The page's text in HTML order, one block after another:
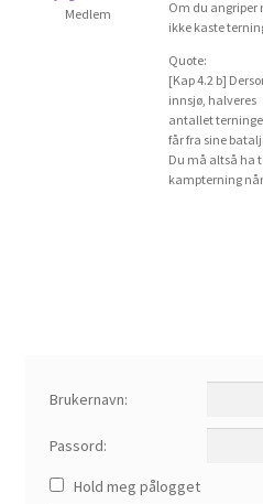
Om spillet
Medlem
Om du angriper
ikke kaste
Quote:
[Kap 4.2 b]
innsjø, halveres
antallet
får fra sine
Du må altså ha
kampterning
Brukernavn:
Passord:
Hold meg pålogget